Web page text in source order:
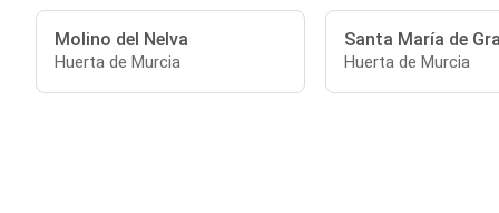
Molino del Nelva
Huerta de Murcia
Santa María de
Huerta de Murcia